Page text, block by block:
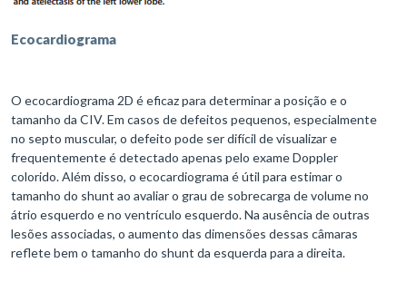
Ecocardiograma
O ecocardiograma 2D é eficaz para determinar a posição e o
tamanho da CIV. Em casos de defeitos pequenos, especialmente
no septo muscular, o defeito pode ser difícil de visualizar e
frequentemente é detectado apenas pelo exame Doppler
colorido. Além disso, o ecocardiograma é útil para estimar o
tamanho do shunt ao avaliar o grau de sobrecarga de volume no
átrio esquerdo e no ventrículo esquerdo. Na ausência de outras
lesões associadas, o aumento das dimensões dessas câmaras
reflete bem o tamanho do shunt da esquerda para a direita.